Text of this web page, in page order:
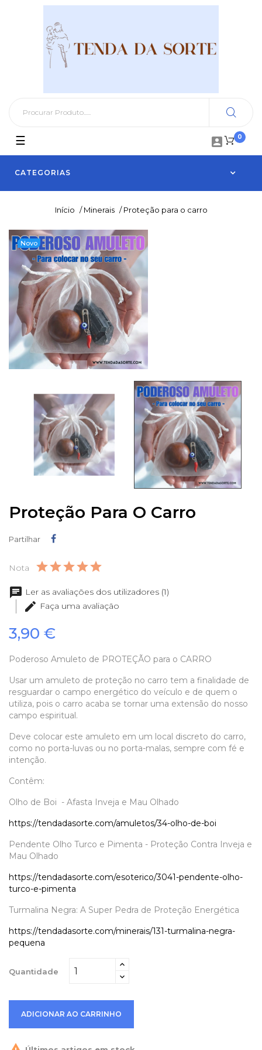
0

CATEGORIAS
Toggle
navigation
☰
Início / Minerais / Proteção para o carro
Novo
Proteção Para O Carro
Partilhar
Nota
Ler as avaliações dos utilizadores (1)
Faça uma avaliação
3,90 €
Poderoso Amuleto de PROTEÇÃO para o CARRO
Usar um amuleto de proteção no carro tem a finalidade de
resguardar o campo energético do veículo e de quem o
utiliza, pois o carro acaba se tornar uma extensão do nosso
campo espiritual.
Deve colocar este amuleto em um local discreto do carro,
como no porta-luvas ou no porta-malas, sempre com fé e
intenção.
Contêm:
Olho de Boi - Afasta Inveja e Mau Olhado
https://tendadasorte.com/amuletos/34-olho-de-boi
Pendente Olho Turco e Pimenta - Proteção Contra Inveja e
Mau Olhado
https://tendadasorte.com/esoterico/3041-pendente-olho-
turco-e-pimenta
Turmalina Negra: A Super Pedra de Proteção Energética
https://tendadasorte.com/minerais/131-turmalina-negra-
pequena
Quantidade
ADICIONAR AO CARRINHO